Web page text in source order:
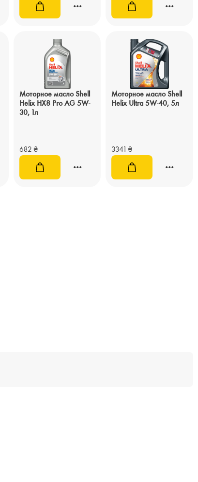
Моторное масло Shell
Helix HX8 Pro AG 5W-
30, 1л
682 ₴
Моторное масло Shell
Helix Ultra 5W-40, 5л
3341 ₴